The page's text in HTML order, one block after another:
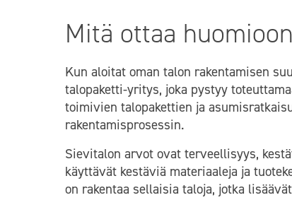
Mitä ottaa
Kun aloitat oman talon rakentamisen
talopaketti-yritys, joka pystyy
toimivien talopakettien ja
rakentamisprosessin.
Sievitalon arvot ovat terveellisyys,
käyttävät kestäviä materiaaleja ja
on rakentaa sellaisia taloja, jotka